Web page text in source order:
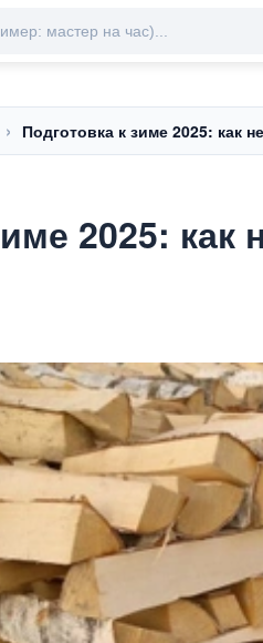
Подготовка к зиме 2025: как
2025: как